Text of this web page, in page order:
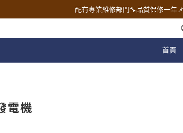
🔧電動工具&五金唯一首選 宇慶五金網
配有專業維修部門🔧品質保修一年📌
🔧電動工具&五金唯一首選 宇慶五金網
首頁
電機